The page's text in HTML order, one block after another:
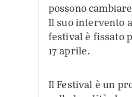
possono
Il suo intervento
festival è fissato
17 aprile.
Il Festival è un